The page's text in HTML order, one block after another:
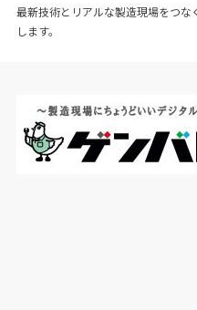
最新技術とリアルな製造現場をつ
します。